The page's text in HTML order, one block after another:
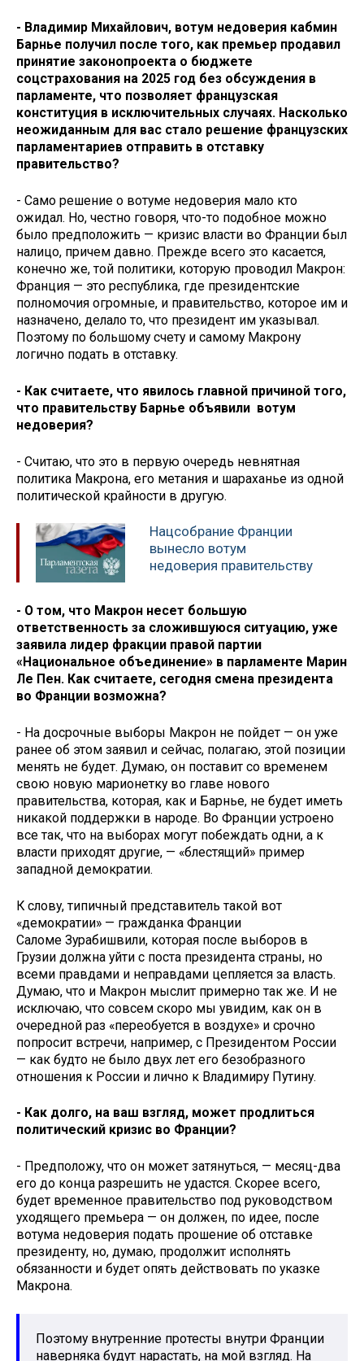
- Владимир Михайлович, вотум недоверия кабмин
Барнье получил после того, как премьер продавил
принятие законопроекта о бюджете
соцстрахования на 2025 год без обсуждения в
парламенте, что позволяет французская
конституция в исключительных случаях. Насколько
неожиданным для вас стало решение французских
парламентариев отправить в отставку
правительство?
- Само решение о вотуме недоверия мало кто
ожидал. Но, честно говоря, что-то подобное можно
было предположить — кризис власти во Франции был
налицо, причем давно. Прежде всего это касается,
конечно же, той политики, которую проводил Макрон:
Франция — это республика, где президентские
полномочия огромные, и правительство, которое им и
назначено, делало то, что президент им указывал.
Поэтому по большому счету и самому Макрону
логично подать в отставку.
- Как считаете, что явилось главной причиной того,
что правительству Барнье объявили вотум
недоверия?
- Считаю, что это в первую очередь невнятная
политика Макрона, его метания и шараханье из одной
политической крайности в другую.
Нацсобрание Франции
вынесло вотум
недоверия правительству
- О том, что Макрон несет большую
ответственность за сложившуюся ситуацию, уже
заявила лидер фракции правой партии
«Национальное объединение» в парламенте Марин
Ле Пен. Как считаете, сегодня смена президента
во Франции возможна?
- На досрочные выборы Макрон не пойдет — он уже
ранее об этом заявил и сейчас, полагаю, этой позиции
менять не будет. Думаю, он поставит со временем
свою новую марионетку во главе нового
правительства, которая, как и Барнье, не будет иметь
никакой поддержки в народе. Во Франции устроено
все так, что на выборах могут побеждать одни, а к
власти приходят другие, — «блестящий» пример
западной демократии.
К слову, типичный представитель такой вот
«демократии» — гражданка Франции
Саломе Зурабишвили, которая после выборов в
Грузии должна уйти с поста президента страны, но
всеми правдами и неправдами цепляется за власть.
Думаю, что и Макрон мыслит примерно так же. И не
исключаю, что совсем скоро мы увидим, как он в
очередной раз «переобуется в воздухе» и срочно
попросит встречи, например, с Президентом России
— как будто не было двух лет его безобразного
отношения к России и лично к Владимиру Путину.
- Как долго, на ваш взгляд, может продлиться
политический кризис во Франции?
- Предположу, что он может затянуться, — месяц-два
его до конца разрешить не удастся. Скорее всего,
будет временное правительство под руководством
уходящего премьера — он должен, по идее, после
вотума недоверия подать прошение об отставке
президенту, но, думаю, продолжит исполнять
обязанности и будет опять действовать по указке
Макрона.
Поэтому внутренние протесты внутри Франции
наверняка будут нарастать, на мой взгляд. На